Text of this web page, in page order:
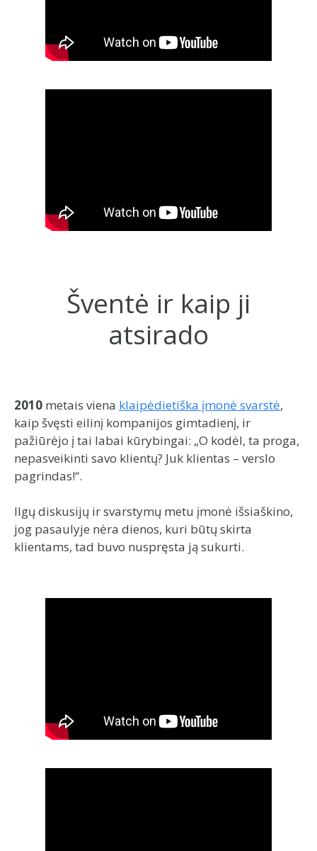
Šventė ir kaip ji
atsirado
2010 metais viena klaipėdietiška įmonė svarstė,
kaip švęsti eilinį kompanijos gimtadienį, ir
pažiūrėjo į tai labai kūrybingai: „O kodėl, ta proga,
nepasveikinti savo klientų? Juk klientas – verslo
pagrindas!“.
Ilgų diskusijų ir svarstymų metu įmonė išsiaškino,
jog pasaulyje nėra dienos, kuri būtų skirta
klientams, tad buvo nuspręsta ją sukurti.